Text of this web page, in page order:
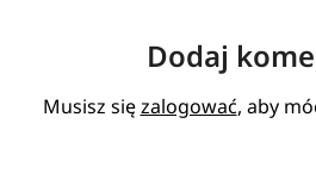
Dodaj
Musisz sięzalogować, aby